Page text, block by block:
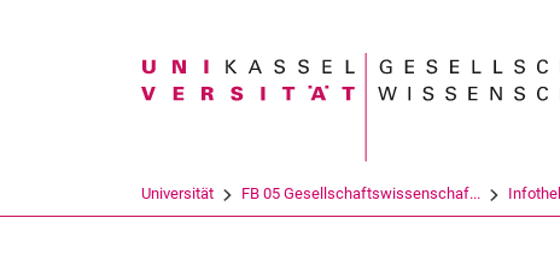
Suchbegriff
Universität FB 05 Gesellschaftswissenschaf...